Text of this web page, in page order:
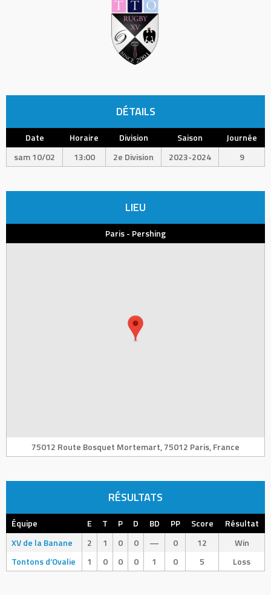
DÉTAILS
Date Horaire Division Saison
Journée
sam 10/02
13:00 2e Division 2023-2024 9
LIEU
Paris - Pershing
75012 Route Bosquet Mortemart, 75012 Paris, France
RÉSULTATS
Équipe E T P D BD PP Score
Résultat
XV de la Banane
2 1 0 0 — 0 12
Win
Tontons d’Ovalie
1 0 0 0 1 0 5 Loss